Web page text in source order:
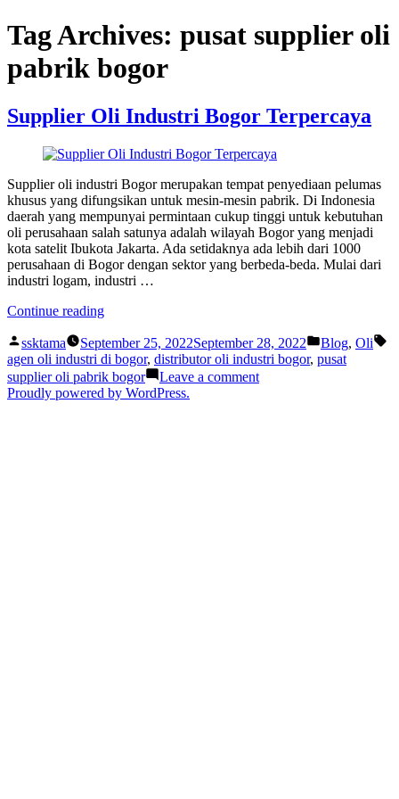
Skip
to
content
Tag Archives: pusat supplier oli
pabrik bogor
Supplier Oli Industri Bogor Terpercaya
Supplier oli industri Bogor merupakan tempat penyediaan pelumas
khusus yang difungsikan untuk mesin-mesin pabrik. Di Indonesia
daerah yang mempunyai permintaan cukup tinggi untuk kebutuhan
oli perusahaan salah satunya adalah wilayah Bogor yang menjadi
kota satelit Ibukota Jakarta. Ada setidaknya ada lebih dari 1000
perusahaan di Bogor dengan sektor yang berbeda-beda. Mulai dari
industri logam, industri …
Continue reading“Supplier
Industri
Bogor
Terpercaya”
Posted
by
ssktama September 25, 2022September 28, 2022
Posted
in
Blog, Oli
agen oli industri di bogor, distributor oli industri bogor, pusat
supplier oli pabrik bogor
Leave a commenton
Proudly powered by WordPress.